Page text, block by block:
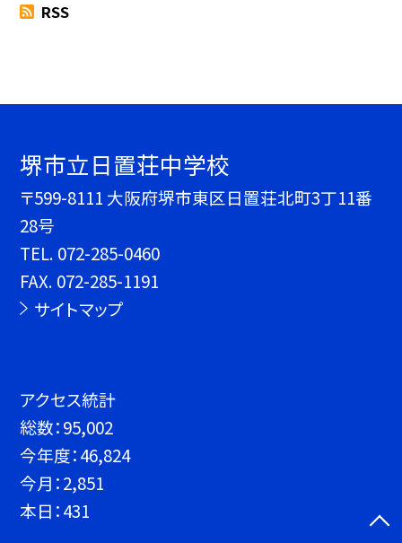
RSS
堺市立日置荘中学校
〒599-8111 大阪府堺市東区日置荘北町3丁11番
28号
TEL. 072-285-0460
FAX. 072-285-1191
サイトマップ
アクセス統計
総数：95,002
今年度：46,824
今月：2,851
本日：431